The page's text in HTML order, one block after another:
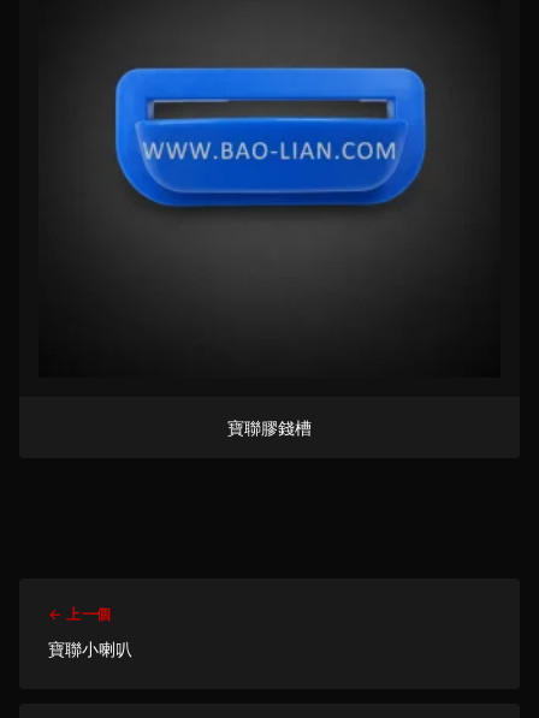
寶聯膠錢槽
← 上一個
寶聯小喇叭